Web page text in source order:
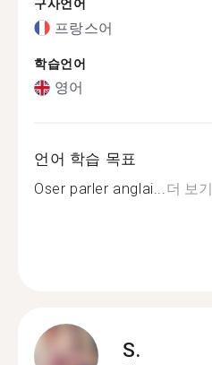
구사언어
프랑스어
학습언어
영어
언어 학습 목표
Oser parler anglai...더 보기
S.